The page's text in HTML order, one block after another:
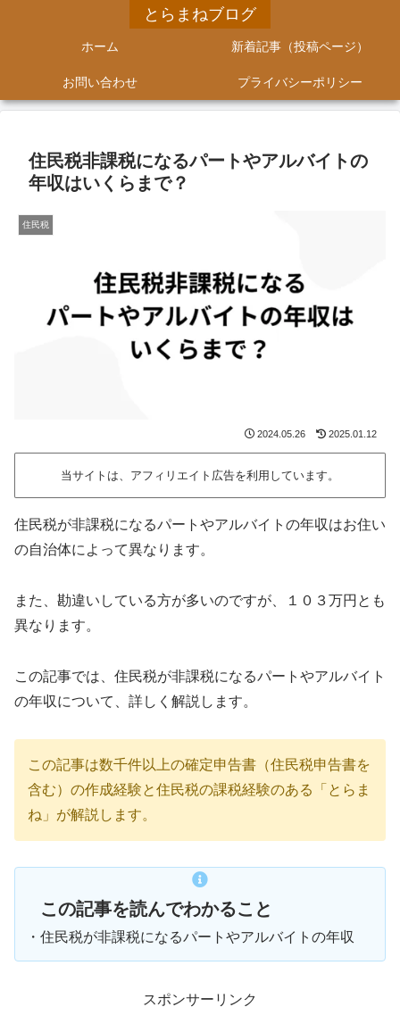
とらまねブログ
ホーム 新着記事（投稿ページ）
お問い合わせ プライバシーポリシー
住民税非課税になるパートやアルバイトの
年収はいくらまで？
住民税
2024.05.26 2025.01.12
当サイトは、アフィリエイト広告を利用しています。
住民税が非課税になるパートやアルバイトの年収はお住い
の自治体によって異なります。
また、勘違いしている方が多いのですが、１０３万円とも
異なります。
この記事では、住民税が非課税になるパートやアルバイト
の年収について、詳しく解説します。
この記事は数千件以上の確定申告書（住民税申告書を
含む）の作成経験と住民税の課税経験のある「とらま
ね」が解説します。
この記事を読んでわかること
・住民税が非課税になるパートやアルバイトの年収
スポンサーリンク